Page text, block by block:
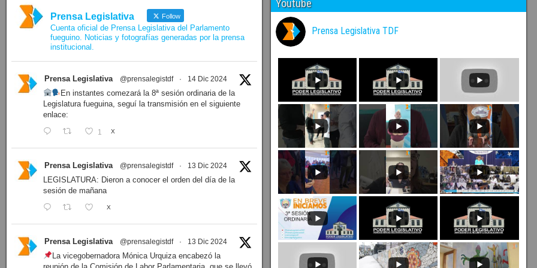
Prensa Legislativa Follow
Cuenta oficial de Prensa Legislativa del Parlamento
fueguino. Noticias y fotografías generadas por la prensa
institucional.
Prensa Legislativa @prensalegistdf · 14 Dic 2024
En instantes comezará la 8ª sesión ordinaria de la
Legislatura fueguina, seguí la transmisión en el siguiente
enlace:
1 X
Prensa Legislativa @prensalegistdf · 13 Dic 2024
LEGISLATURA: Dieron a conocer el orden del día de la
sesión de mañana
X
Prensa Legislativa @prensalegistdf · 13 Dic 2024
La vicegobernadora Mónica Urquiza encabezó la
Youtube
Prensa Legislativa TDF